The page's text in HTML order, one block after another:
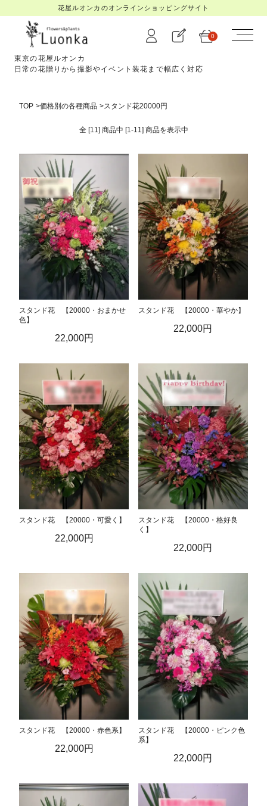
花屋ルオンカのオンラインショッピングサイト
東京の花屋ルオンカ
日常の花贈りから撮影やイベント装花まで幅広く対応
0
TOP >価格別の各種商品 >スタンド花20000円
全 [11] 商品中 [1-11] 商品を表示中
スタンド花 【20000・おまかせ
色】
22,000円
スタンド花 【20000・華やか】
22,000円
スタンド花 【20000・可愛く】
22,000円
スタンド花 【20000・格好良
く】
22,000円
スタンド花 【20000・赤色系】
22,000円
スタンド花 【20000・ピンク色
系】
22,000円